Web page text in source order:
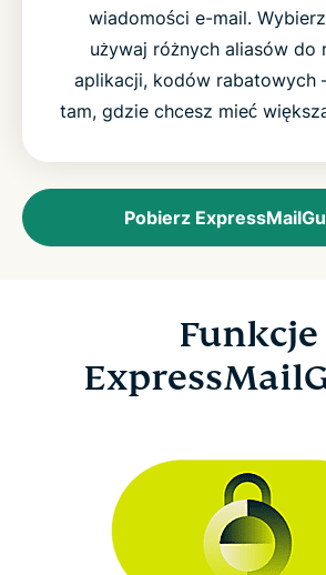
wiadomości e-mail.
używaj różnych aliasów do
aplikacji, kodów rabatowych
tam, gdzie chcesz mieć
Pobierz
Funkcje